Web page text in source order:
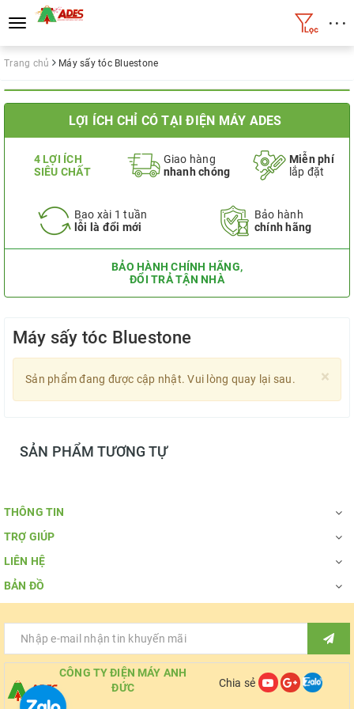
Toggle
navigation
• • •
Trang chủ Máy sấy tóc Bluestone
LỢI ÍCH CHỈ CÓ TẠI ĐIỆN MÁY ADES
4 LỢI ÍCH
SIÊU CHẤT
Giao hàng
nhanh chóng
Miễn phí
lắp đặt
Bao xài 1 tuần
lỗi là đổi mới
Bảo hành
chính hãng
BẢO HÀNH CHÍNH HÃNG,
ĐỔI TRẢ TẬN NHÀ
Máy sấy tóc Bluestone
×
Sản phẩm đang được cập nhật. Vui lòng quay lại sau.
SẢN PHẨM TƯƠNG TỰ
THÔNG TIN
TRỢ GIÚP
LIÊN HỆ
BẢN ĐỒ
CÔNG TY ĐIỆN MÁY ANH
ĐỨC
Chia sẻ